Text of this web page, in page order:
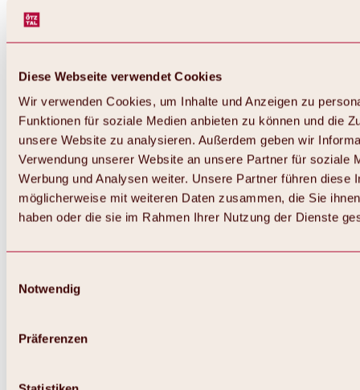
Diese Webseite verwendet Cookies
Wir verwenden Cookies, um Inhalte und Anzeigen zu
Funktionen für soziale Medien anbieten zu können und die
unsere Website zu analysieren. Außerdem geben wir
Verwendung unserer Website an unsere Partner für soziale
Werbung und Analysen weiter. Unsere Partner führen diese
möglicherweise mit weiteren Daten zusammen, die Sie
haben oder die sie im Rahmen Ihrer Nutzung der Dienste
Notwendig
Präferenzen